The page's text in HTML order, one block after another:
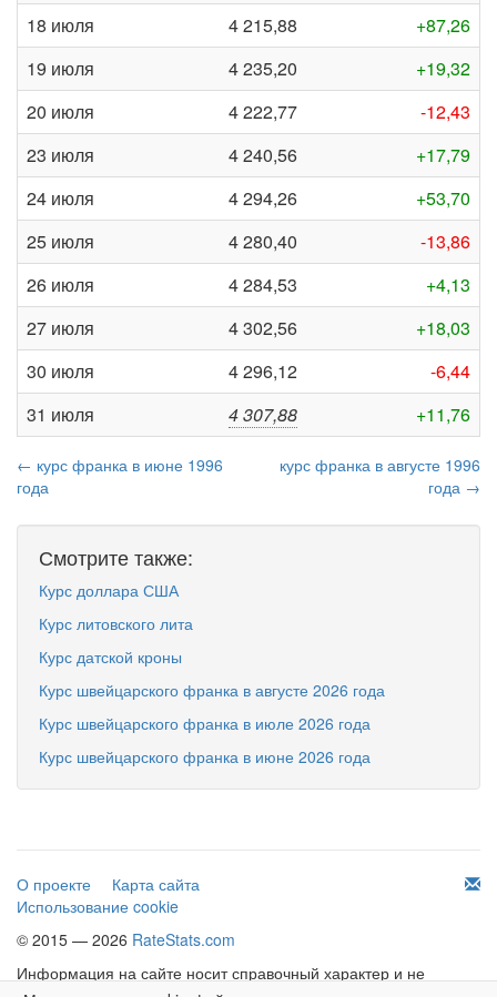
18 июля
4 215,88
+87,26
19 июля
4 235,20
+19,32
20 июля
4 222,77
-12,43
23 июля
4 240,56
+17,79
24 июля
4 294,26
+53,70
25 июля
4 280,40
-13,86
26 июля
4 284,53
+4,13
27 июля
4 302,56
+18,03
30 июля
4 296,12
-6,44
31 июля
4 307,88 +11,76
← курс франка в июне 1996
года
курс франка в августе 1996
года →
Смотрите также:
Курс доллара США
Курс литовского лита
Курс датской кроны
Курс швейцарского франка в августе 2026 года
Курс швейцарского франка в июле 2026 года
Курс швейцарского франка в июне 2026 года
О проекте
Карта сайта
Использование cookie
© 2015 — 2026 RateStats.com
Информация на сайте носит справочный характер и не